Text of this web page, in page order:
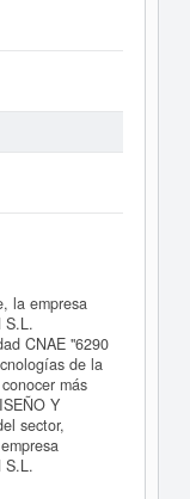
la empresa
S.L.
CNAE "6290
de la
más
Y
sector,
S.L.